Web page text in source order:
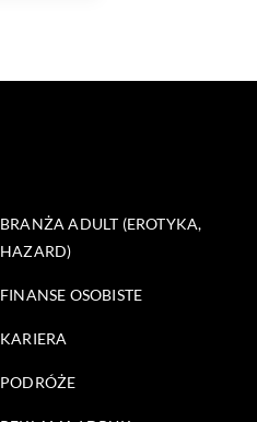
BRANŻA ADULT (EROTYKA,
HAZARD)
FINANSE OSOBISTE
KARIERA
PODRÓŻE